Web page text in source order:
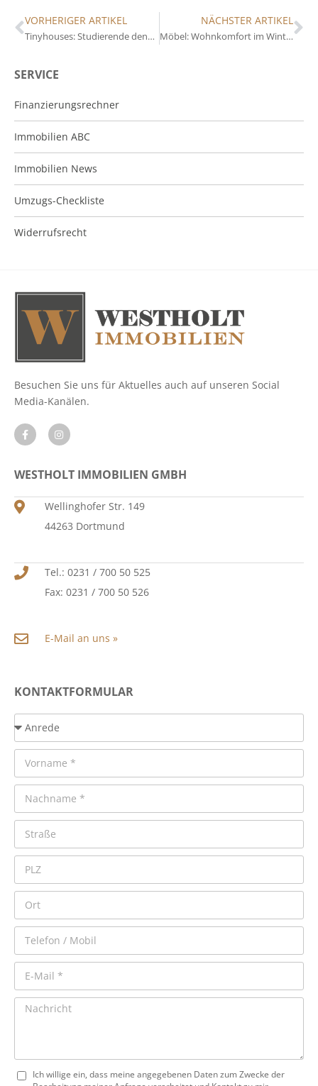
SERVICE
Finanzierungsrechner
Immobilien ABC
Immobilien News
Umzugs-Checkliste
Widerrufsrecht
VORHERIGER ARTIKEL
Tinyhouses: Studierende denken sich Konzept aus
NÄCHSTER ARTIKEL
Möbel: Wohnkomfort im Winter
Besuchen Sie uns für Aktuelles auch auf unseren Social
Media-Kanälen.
WESTHOLT IMMOBILIEN GMBH
Wellinghofer Str. 149
44263 Dortmund
Tel.: 0231 / 700 50 525
Fax: 0231 / 700 50 526
E-Mail an uns »
KONTAKTFORMULAR
Ich willige ein, dass meine angegebenen Daten zum Zwecke der